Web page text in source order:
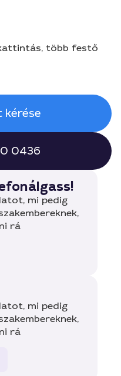
több festő
kérése
0436
mi pedig
rá
mi pedig
rá